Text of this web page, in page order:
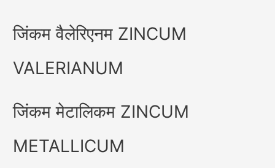
जिंकम वैलेरिएनम ZINCUM
VALERIANUM
जिंकम मेटालिकम ZINCUM
METALLICUM